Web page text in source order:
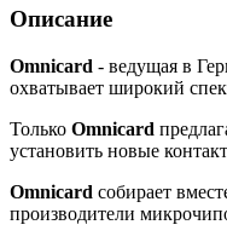
Описание
Omnicard - ведущая в
охватывает широкий
Только Omnicard
установить новые
Omnicard собирает
производители